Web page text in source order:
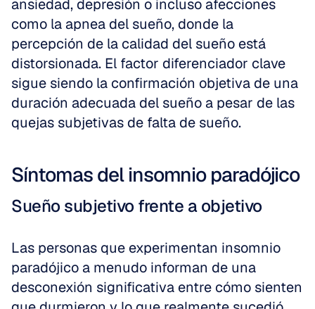
ansiedad, depresión o incluso afecciones
como la apnea del sueño, donde la
percepción de la calidad del sueño está
distorsionada. El factor diferenciador clave
sigue siendo la confirmación objetiva de una
duración adecuada del sueño a pesar de las
quejas subjetivas de falta de sueño.
Síntomas del insomnio paradójico
Sueño subjetivo frente a objetivo
Las personas que experimentan insomnio
paradójico a menudo informan de una
desconexión significativa entre cómo sienten